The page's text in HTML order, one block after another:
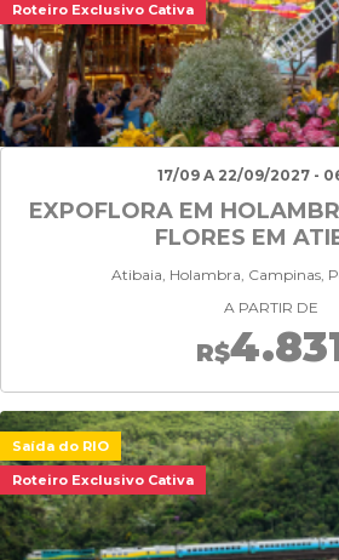
Roteiro Exclusivo Cativa
17/09 A 22/09/2027 -
EXPOFLORA EM
FLORES EM
Atibaia, Holambra, Campinas,
A PARTIR DE
R$
Saída do RIO
Roteiro Exclusivo Cativa